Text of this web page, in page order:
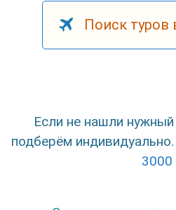
Поиск
Если не нашли
подберём
3000